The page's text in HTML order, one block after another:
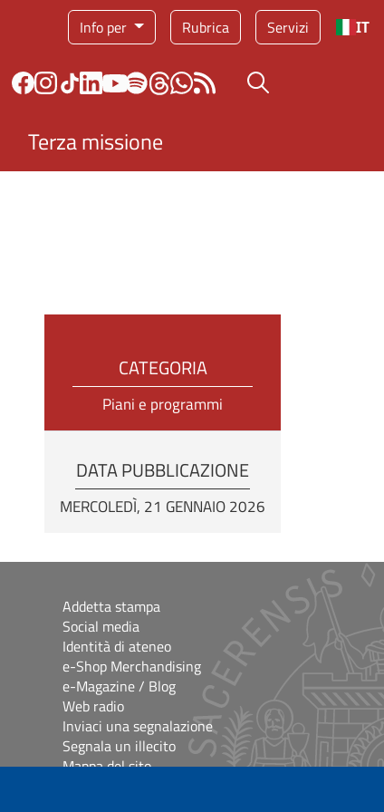
Info per Rubrica Servizi IT
Bottone cerca
Terza missione
CATEGORIA
Piani e programmi
DATA PUBBLICAZIONE
MERCOLEDÌ, 21 GENNAIO 2026
Addetta stampa
Social media
Identità di ateneo
e-Shop Merchandising
e-Magazine / Blog
Web radio
Inviaci una segnalazione
Segnala un illecito
Mappa del sito